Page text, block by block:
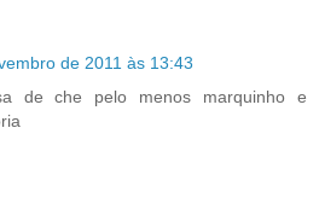
de 2011 às 13:43
de che pelo menos marquinho e